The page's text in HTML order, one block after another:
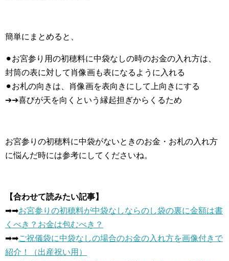
簡単にまとめると、
⚫︎お宮参り用の初穂料に中袋なしの時のお金の入れ方は、
封筒の表に対して肖像画も表になるように入れる
⚫︎お札の向きは、肖像画を表向きにして上向きにする
➔➔喜びが天を向くという縁起担ぎからくるため
お宮参りの初穂料に中袋がないときのお金・お札の入れ方
に悩んだ時には参考にしてくださいね。
【合わせて読みたい記事】
➡︎➡︎お宮参りの初穂料が中袋なしならのし袋の裏に金額は書
くべき？お金は包むべき？
➡︎➡︎ご祝儀袋に中袋なしの場合のお金の入れ方を画像付きで
紹介！（出産祝い用）